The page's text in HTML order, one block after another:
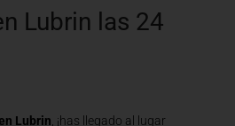
Lubrin las 24
Lubrin , ¡has llegado al lugar